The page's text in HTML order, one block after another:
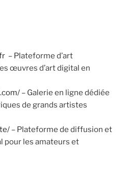
– Plateforme d’art
œuvres d’art digital en
– Galerie en ligne dédiée
de grands artistes
– Plateforme de diffusion et
pour les amateurs et